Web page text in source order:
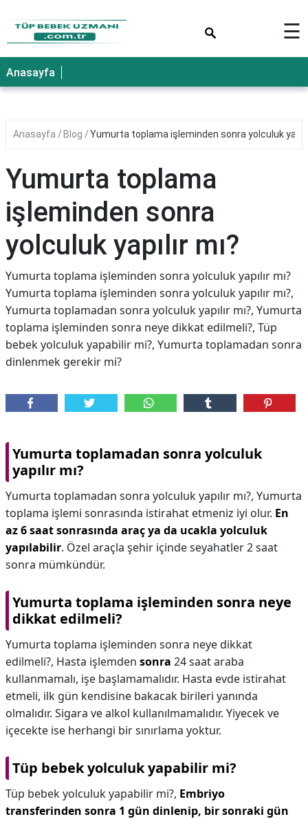
☰
Anasayfa
Anasayfa Blog Yumurta toplama işleminden sonra yolculuk
Yumurta toplama
işleminden sonra
yolculuk yapılır mı?
Yumurta toplama işleminden sonra yolculuk yapılır mı?
Yumurta toplama işleminden sonra yolculuk yapılır mı?,
Yumurta toplamadan sonra yolculuk yapılır mı?, Yumurta
toplama işleminden sonra neye dikkat edilmeli?, Tüp
bebek yolculuk yapabilir mi?, Yumurta toplamadan sonra
dinlenmek gerekir mi?
Yumurta toplamadan sonra yolculuk
yapılır mı?
Yumurta toplamadan sonra yolculuk yapılır mı?, Yumurta
toplama işlemi sonrasında istirahat etmeniz iyi olur. En
az 6 saat sonrasında araç ya da ucakla yolculuk
yapılabilir. Özel araçla şehir içinde seyahatler 2 saat
sonra mümkündür.
Yumurta toplama işleminden sonra neye
dikkat edilmeli?
Yumurta toplama işleminden sonra neye dikkat
edilmeli?, Hasta işlemden sonra 24 saat araba
kullanmamalı, işe başlamamalıdır. Hasta evde istirahat
etmeli, ilk gün kendisine bakacak birileri yanında
olmalıdır. Sigara ve alkol kullanılmamalıdır. Yiyecek ve
içecekte ise herhangi bir sınırlama yoktur.
Tüp bebek yolculuk yapabilir mi?
Tüp bebek yolculuk yapabilir mi?, Embriyo
transferinden sonra 1 gün dinlenip, bir sonraki gün